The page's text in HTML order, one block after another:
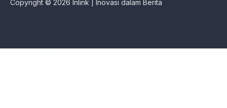
Copyright © 2026 Inlink | Inovasi dalam Berita